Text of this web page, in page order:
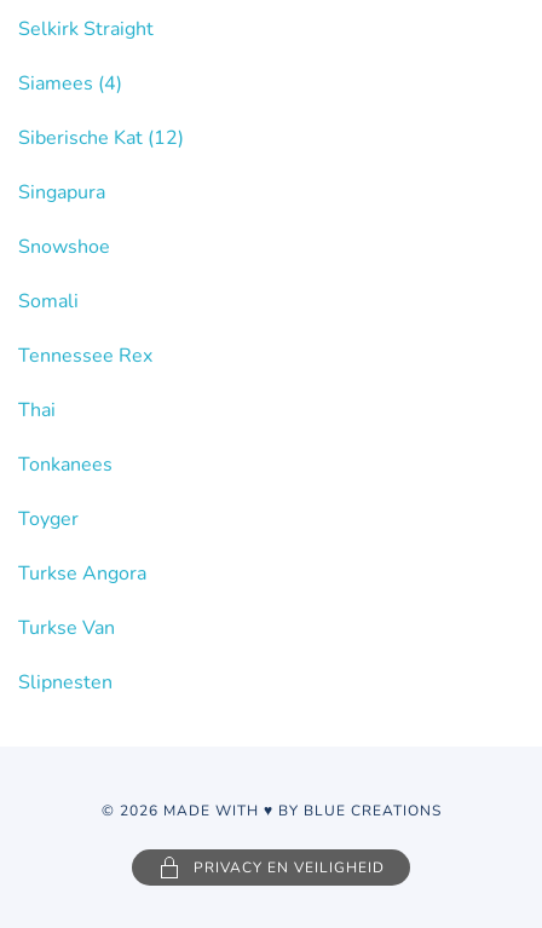
Selkirk Straight
Siamees (4)
Siberische Kat (12)
Singapura
Snowshoe
Somali
Tennessee Rex
Thai
Tonkanees
Toyger
Turkse Angora
Turkse Van
Slipnesten
© 2026 MADE WITH ♥ BY BLUE CREATIONS
PRIVACY EN VEILIGHEID